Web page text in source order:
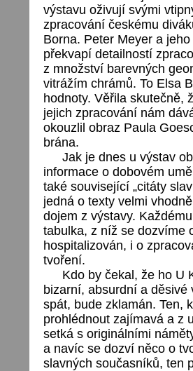
výstavu oživují svými
zpracování českému
Borna. Peter Meyer a
překvapí detailností
z množství barevných
vitrážím chrámů. To Elsa
hodnoty. Věřila skutečně,
jejich zpracování nám
okouzlil obraz Paula
brána.
Jak je dnes u výstav
informace o dobovém
také související „citáty
jedná o texty velmi
dojem z výstavy.
tabulka, z níž se dozvíme
hospitalizován, i o
tvoření.
Kdo by čekal, že ho U
bizarní, absurdní a děsivé
spát, bude zklamán. Ten,
prohlédnout zajímavá a z
setká s originálními
a navíc se dozví něco o
slavných současníků, ten